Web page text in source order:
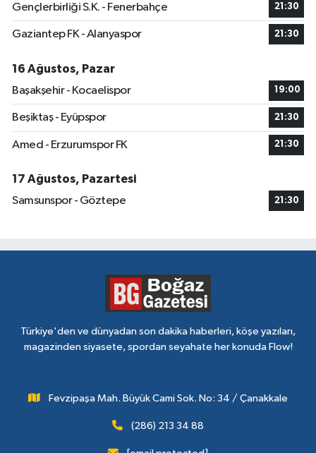
Gençlerbirliği S.K. - Fenerbahçe 21:30
Gaziantep FK - Alanyaspor 21:30
16 Ağustos, Pazar
Başakşehir - Kocaelispor
19:00
Beşiktaş - Eyüpspor 21:30
Amed - Erzurumspor FK 21:30
17 Ağustos, Pazartesi
Samsunspor - Göztepe
21:30
Türkiye'den ve dünyadan son dakika haberleri, köşe yazıları,
magazinden siyasete, spordan seyahate her konuda Flow!
Fevzipaşa Mah. Büyük Cami Sok. No: 34 / Çanakkale
(286) 213 34 88